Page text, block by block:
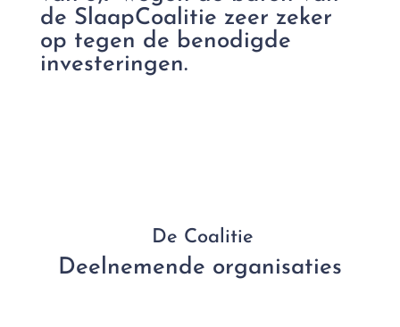
de SlaapCoalitie zeer zeker
op tegen de benodigde
investeringen.
De Coalitie
Deelnemende organisaties